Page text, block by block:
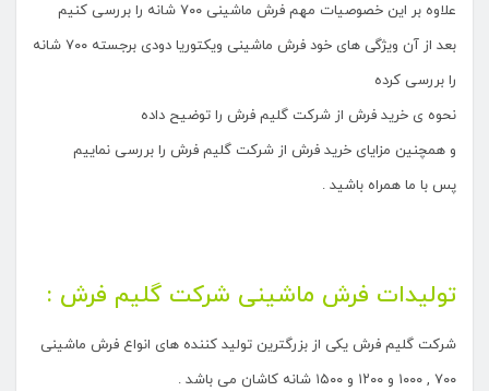
علاوه بر این خصوصیات مهم فرش ماشینی ۷۰۰ شانه را بررسی کنیم
بعد از آن ویژگی های خود فرش ماشینی ویکتوریا دودی برجسته ۷۰۰ شانه
را بررسی کرده
نحوه ی خرید فرش از شرکت گلیم فرش را توضیح داده
و همچنین مزایای خرید فرش از شرکت گلیم فرش را بررسی نماییم
پس با ما همراه باشید .
تولیدات فرش ماشینی شرکت گلیم فرش :
شرکت گلیم فرش یکی از بزرگترین تولید کننده های انواع فرش ماشینی
۷۰۰ , ۱۰۰۰ و ۱۲۰۰ و ۱۵۰۰ شانه کاشان می باشد .